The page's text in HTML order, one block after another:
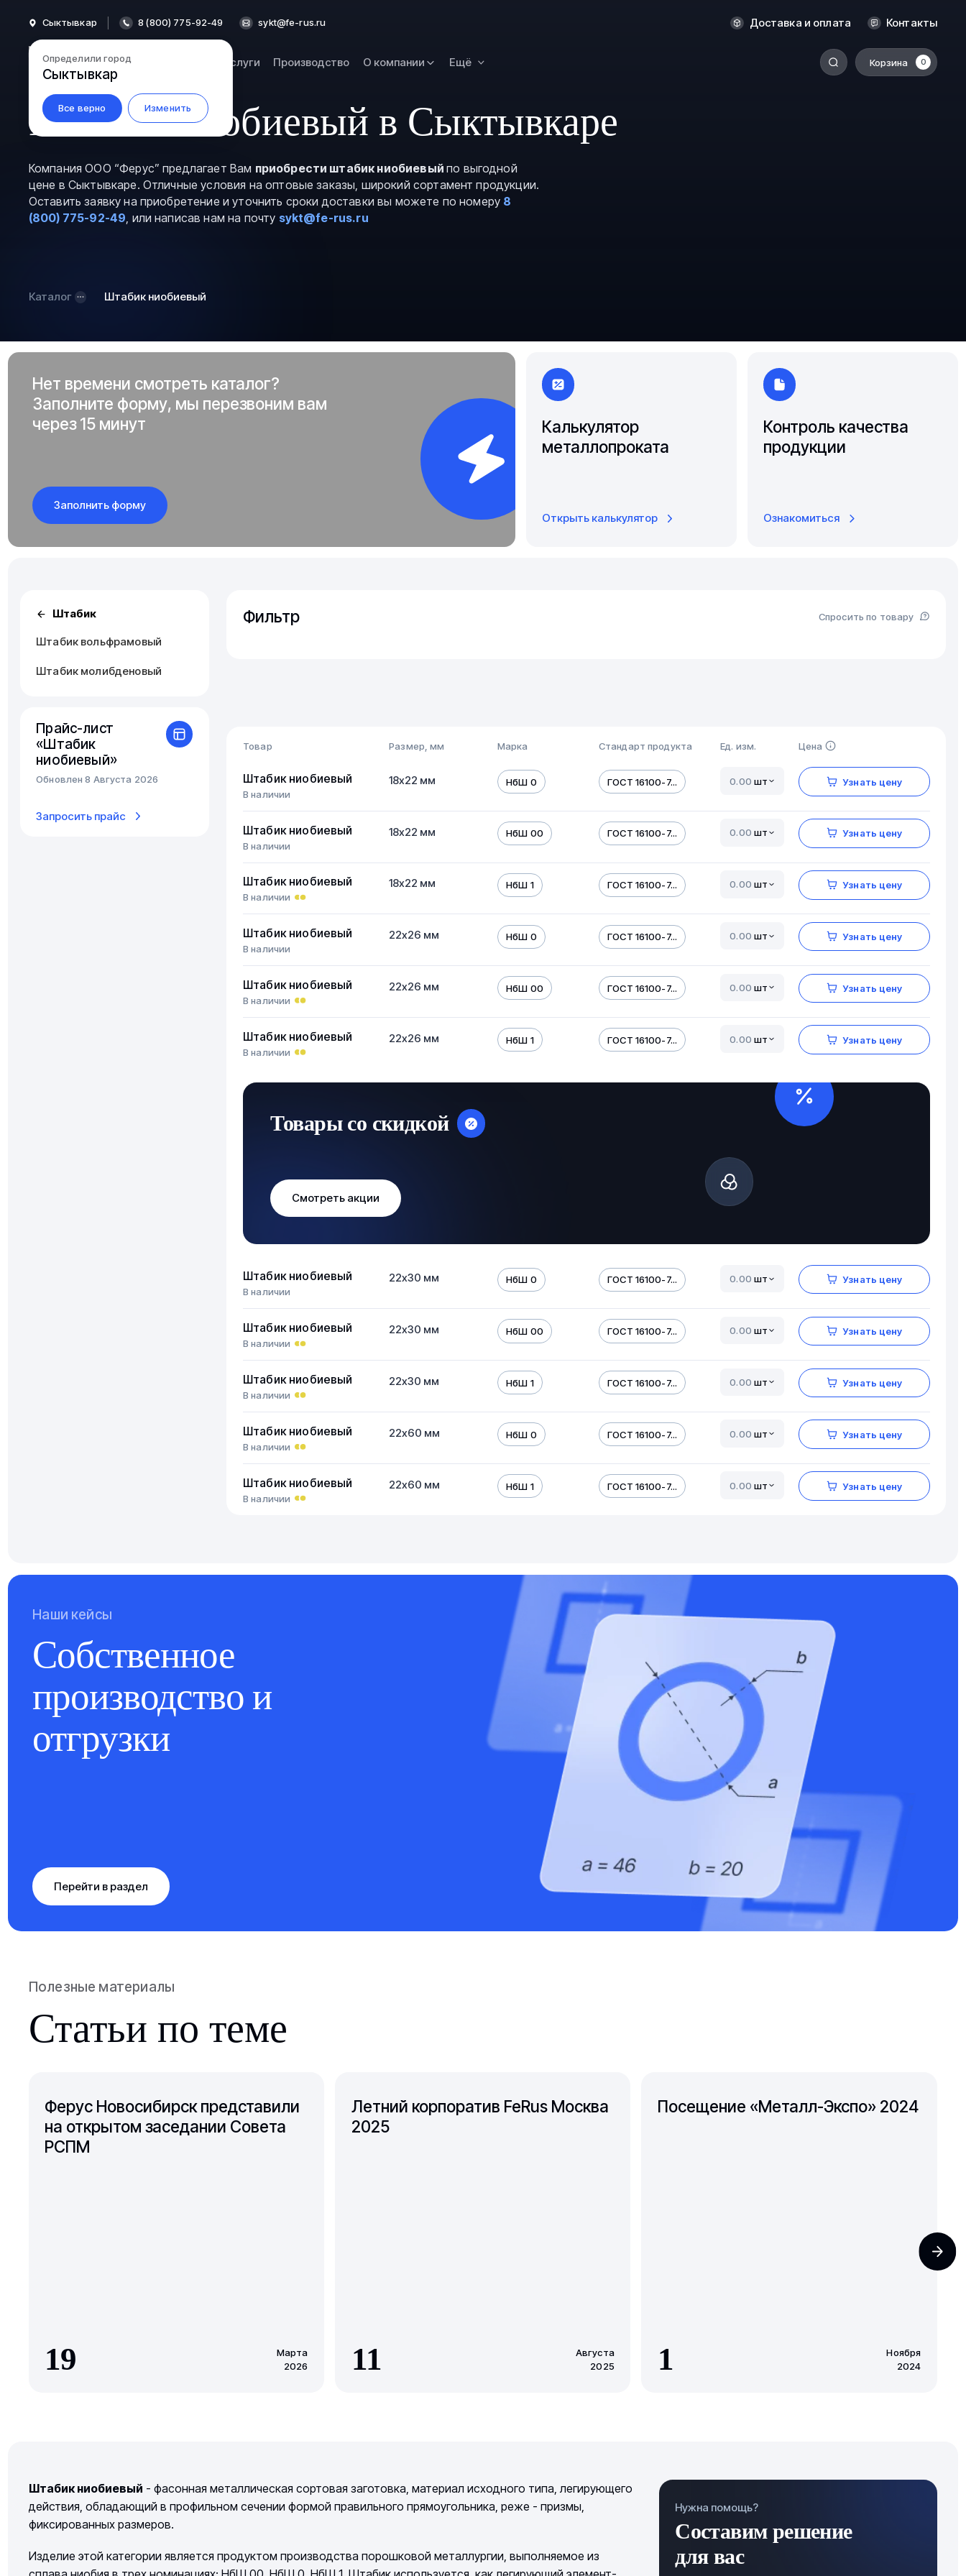
Сыктывкар
Определили город
Сыктывкар
Все верно Изменить
8 (800) 775-92-49 sykt@fe-rus.ru Доставка и оплата Контакты
Каталог Услуги Производство О компании Ещё Корзина 0
Оренбург
Пермь
Ростов-на-Дону
Рязань
Самара
Штабик ниобиевый в Сыктывкаре
Компания ООО “Ферус” предлагает Вам приобрести штабик ниобиевыйпо выгодной
цене в Сыктывкаре. Отличные условия на оптовые заказы, широкий сортамент продукции.
Оставить заявку на приобретение и уточнить сроки доставки вы можете по номеру 8
(800) 775-92-49, или написав нам на почту sykt@fe-rus.ru
Каталог Штабик ниобиевый
Нет времени смотреть каталог?
Заполните форму, мы перезвоним вам
через 15 минут
Заполнить форму
Калькулятор
металлопроката
Открыть калькулятор
Контроль качества
продукции
Ознакомиться
Штабик
Штабик вольфрамовый
Штабик молибденовый
Прайс-лист
«Штабик
ниобиевый»
Обновлен 8 Августа 2026
Запросить прайс
Фильтр Спросить по товару
Товар Размер, мм Марка Стандарт продукта Ед. изм. Цена
Штабик ниобиевый
В наличии
18х22 мм НбШ 0 ГОСТ 16100-7... шт Узнать цену
Штабик ниобиевый
В наличии
18х22 мм НбШ 00 ГОСТ 16100-7... шт Узнать цену
Штабик ниобиевый
В наличии
18х22 мм НбШ 1 ГОСТ 16100-7... шт Узнать цену
Штабик ниобиевый
В наличии
22х26 мм НбШ 0 ГОСТ 16100-7... шт Узнать цену
Штабик ниобиевый
В наличии
22х26 мм НбШ 00 ГОСТ 16100-7... шт Узнать цену
Штабик ниобиевый
В наличии
22х26 мм НбШ 1 ГОСТ 16100-7... шт Узнать цену
Товары со скидкой
Смотреть акции
Штабик ниобиевый
В наличии
22х30 мм НбШ 0 ГОСТ 16100-7... шт Узнать цену
Штабик ниобиевый
В наличии
22х30 мм НбШ 00 ГОСТ 16100-7... шт Узнать цену
Штабик ниобиевый
В наличии
22х30 мм НбШ 1 ГОСТ 16100-7... шт Узнать цену
Штабик ниобиевый
В наличии
22х60 мм НбШ 0 ГОСТ 16100-7... шт Узнать цену
Штабик ниобиевый
В наличии
22х60 мм НбШ 1 ГОСТ 16100-7... шт Узнать цену
Наши кейсы
Собственное
производство и
отгрузки
Перейти в раздел
Полезные материалы
Статьи по теме
Ферус Новосибирск представили
на открытом заседании Совета
РСПМ
19
Марта
2026
Летний корпоратив FeRus Москва
2025
11
Августа
2025
Посещение «Металл-Экспо» 2024
1
Ноября
2024
Штабик ниобиевый - фасонная металлическая сортовая заготовка, материал исходного типа, легирующего
действия, обладающий в профильном сечении формой правильного прямоугольника, реже - призмы,
фиксированных размеров.
Изделие этой категории является продуктом производства порошковой металлургии, выполняемое из
Нужна помощь?
Составим решение
для вас